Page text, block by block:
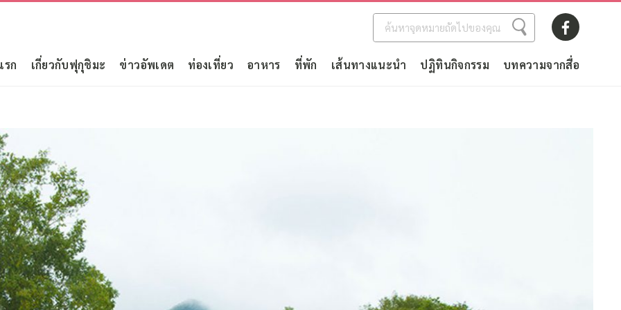
ก เกี่ยวกับฟุกุชิมะ ข่าวอัพเดต ท่องเที่ยว อาหาร ที่พัก เส้นทางแนะนำ ปฏิทินกิจกรรม บทความจากสื่อ